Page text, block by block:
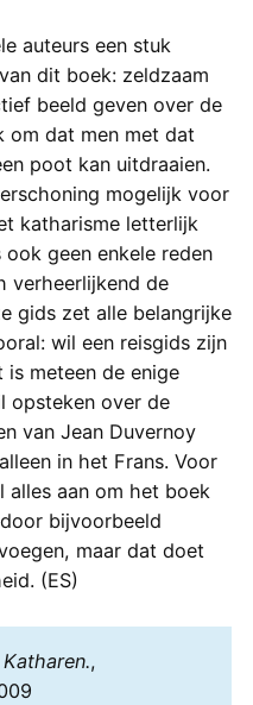
auteurs een stuk
dit boek: zeldzaam
beeld geven over de
om dat men met dat
poot kan uitdraaien.
mogelijk voor
katharisme letterlijk
geen enkele reden
verheerlijkend de
gids zet alle belangrijke
wil een reisgids zijn
meteen de enige
opsteken over de
van Jean Duvernoy
in het Frans. Voor
alles aan om het boek
bijvoorbeeld
maar dat doet
(ES)
,